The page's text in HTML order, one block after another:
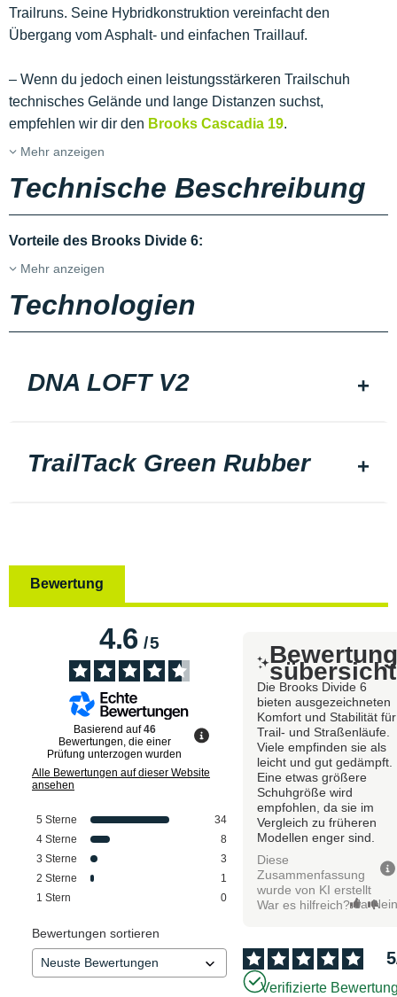
Trailruns. Seine Hybridkonstruktion vereinfacht den
Übergang vom Asphalt- und einfachen Traillauf.
– Wenn du jedoch einen leistungsstärkeren Trailschuh
technisches Gelände und lange Distanzen suchst,
empfehlen wir dir den Brooks Cascadia 19.
Mehr anzeigen
Technische Beschreibung
Vorteile des Brooks Divide 6:
Mehr anzeigen
Technologien
DNA LOFT V2
TrailTack Green Rubber
Bewertung
4.6/5
Basierend auf46
Bewertungen, die einer
Prüfung unterzogen wurden
Alle Bewertungen auf dieser Website
ansehen
5 Sterne
34
4 Sterne
8
3 Sterne
3
2 Sterne
1
1 Stern 0
Bewertungen sortieren
sübersicht
Die Brooks Divide 6
bieten ausgezeichneten
Komfort und Stabilität für
Trail- und Straßenläufe.
Viele empfinden sie als
leicht und gut gedämpft.
Eine etwas größere
Schuhgröße wird
empfohlen, da sie im
Vergleich zu früheren
Modellen enger sind.
Diese
Zusammenfassung
wurde von KI erstellt
War es hilfreich? Ja
5
Verifizierte